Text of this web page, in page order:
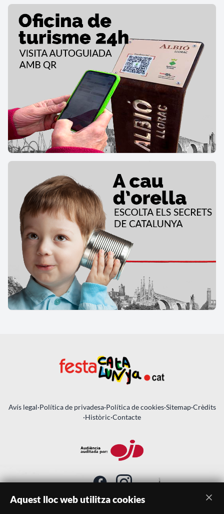
Avís legal·Política de privadesa·Política de cookies·Sitemap·Crèdits
·Històric·Contacte
Aquest lloc web utilitza cookies